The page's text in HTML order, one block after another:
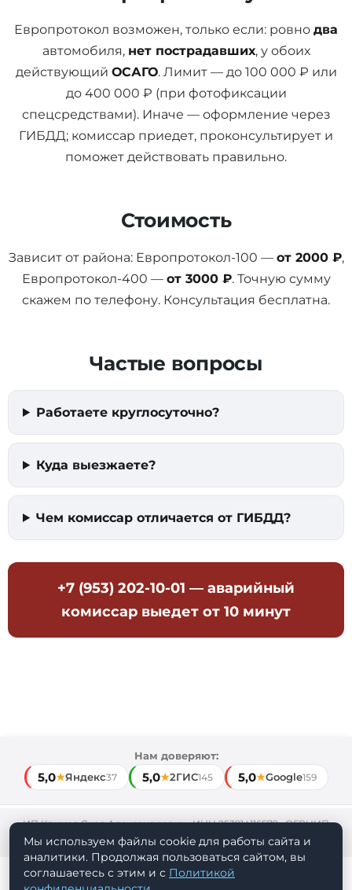
Европротокол возможен, только если: ровно два
автомобиля, нет пострадавших, у обоих
действующий ОСАГО. Лимит — до 100 000 ₽ или
до 400 000 ₽ (при фотофиксации
спецсредствами). Иначе — оформление через
ГИБДД; комиссар приедет, проконсультирует и
поможет действовать правильно.
Стоимость
Зависит от района: Европротокол-100 — от 2000 ₽,
Европротокол-400 — от 3000 ₽. Точную сумму
скажем по телефону. Консультация бесплатна.
Частые вопросы
Работаете круглосуточно?
Куда выезжаете?
Чем комиссар отличается от ГИБДД?
+7 (953) 202-10-01 — аварийный
комиссар выедет от 10 минут
Нам доверяют:
5,0★Яндекс37 5,0★2ГИС145 5,0★Google159
ИП Климов Яков Александрович · ИНН 253914116579 · ОГРНИП
322253600076341
2025 © СФЕРА ДТП|Политика
Мы используем файлы cookie для работы сайта и
аналитики. Продолжая пользоваться сайтом, вы
соглашаетесь с этим и с Политикой